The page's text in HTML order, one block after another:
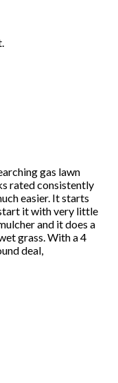
gas lawn
rated consistently
easier. It starts
it with very little
and it does a
grass. With a 4
deal,